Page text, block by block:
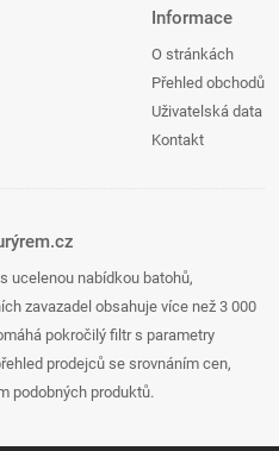
Informace
O stránkách
Přehled obchodů
Uživatelská data
Kontakt
ucelenou nabídkou batohů,
zavazadel obsahuje více než 3 000
pokročilý filtr s parametry
prodejců se srovnáním cen,
podobných produktů.